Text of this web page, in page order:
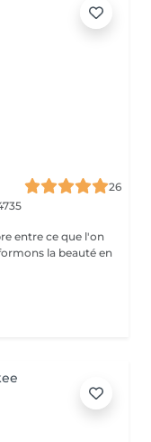
26
entre ce que l'on